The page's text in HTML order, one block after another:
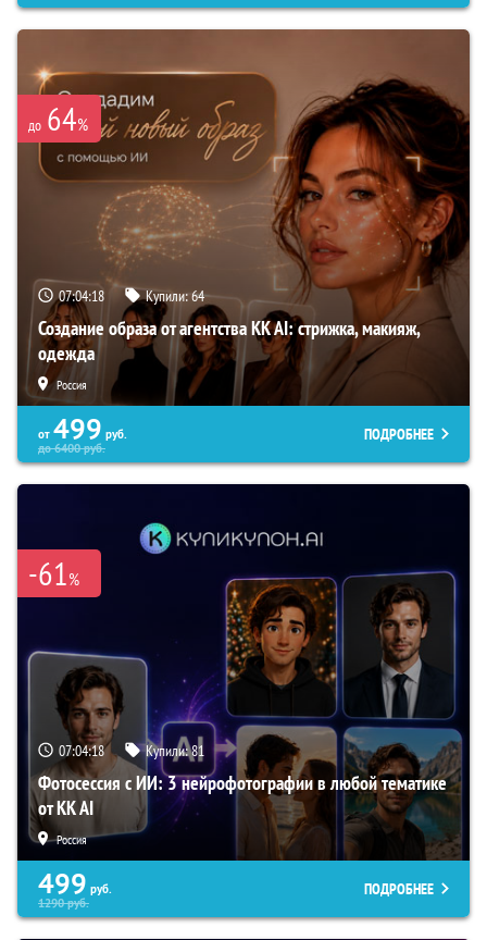
до 64%
07:04:17 Купили:64
Создание образа от агентства KK AI: стрижка, макияж,
одежда
Россия
от 499 руб.
до6400руб.
ПОДРОБНЕЕ
-61%
07:04:17 Купили:81
Фотосессия с ИИ: 3 нейрофотографии в любой тематике
от KK AI
Россия
499 руб.
1290руб.
ПОДРОБНЕЕ